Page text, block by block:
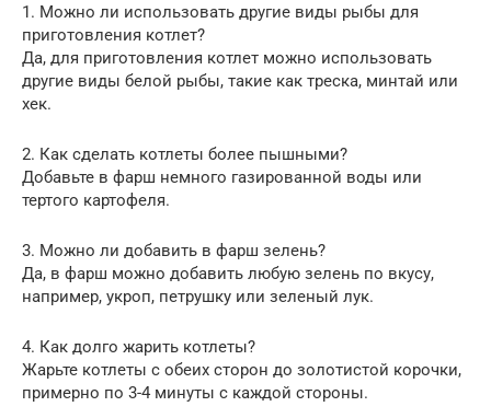
1. Можно ли использовать другие виды рыбы для
приготовления котлет?
Да, для приготовления котлет можно использовать
другие виды белой рыбы, такие как треска, минтай или
хек.
2. Как сделать котлеты более пышными?
Добавьте в фарш немного газированной воды или
тертого картофеля.
3. Можно ли добавить в фарш зелень?
Да, в фарш можно добавить любую зелень по вкусу,
например, укроп, петрушку или зеленый лук.
4. Как долго жарить котлеты?
Жарьте котлеты с обеих сторон до золотистой корочки,
примерно по 3-4 минуты с каждой стороны.